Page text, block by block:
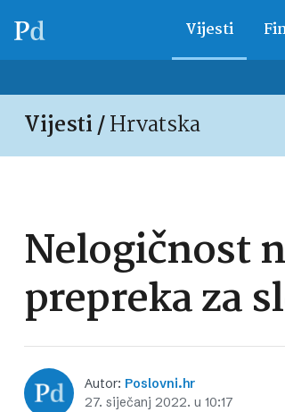
Vijesti
Vijesti /Hrvatska
Nelogičnost
prepreka za
Autor: Poslovni.hr
27. siječanj 2022. u 10:17